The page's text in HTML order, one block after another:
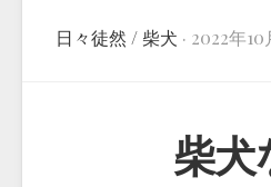
日々徒然 / 柴犬 · 2022年10
柴犬